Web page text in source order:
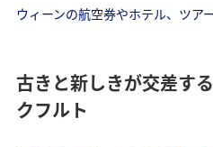
ウィーンの航空券やホテル、ツア
古きと新しきが交差す
クフルト